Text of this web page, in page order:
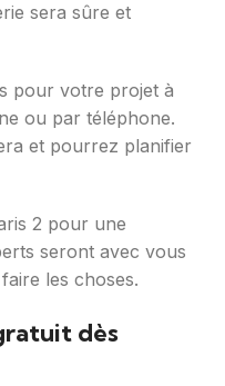
sera sûre et
pour votre projet à
ou par téléphone.
et pourrez planifier
2 pour une
seront avec vous
les choses.
dès